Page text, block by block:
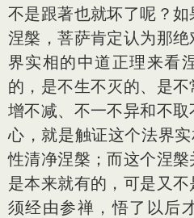
不是跟著也就坏了呢？
涅槃，菩萨肯定认为那
界实相的中道正理来看
的，是不生不灭的、是
增不减、不一不异和不
心，就是触证这个法界
性清净涅槃；而这个涅
是本来就有的，可是又
须经由参禅，悟了以后